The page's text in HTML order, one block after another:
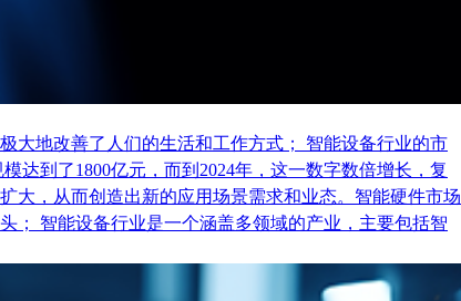
大地改善了人们的生活和工作方式； 智能设备行业的市
达到了1800亿元，而到2024年，这一数字数倍增长，复
大，从而创造出新的应用场景需求和业态。智能硬件市场
； 智能设备行业是一个涵盖多领域的产业，主要包括智